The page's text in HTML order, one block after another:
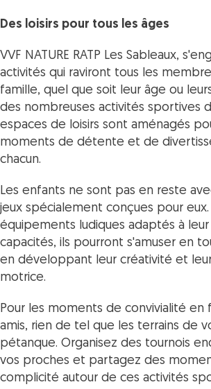
Des loisirs pour tous les âges
VVF NATURE RATP Les Sableaux,
activités qui raviront tous les
famille, quel que soit leur âge ou
des nombreuses activités sportives
espaces de loisirs sont aménagés
moments de détente et de
chacun.
Les enfants ne sont pas en reste
jeux spécialement conçues pour
équipements ludiques adaptés à
capacités, ils pourront s'amuser en
en développant leur créativité et
motrice.
Pour les moments de convivialité en
amis, rien de tel que les terrains de
pétanque. Organisez des tournois
vos proches et partagez des
complicité autour de ces activités